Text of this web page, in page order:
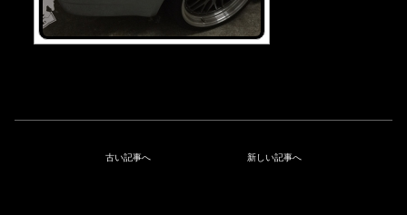
古い記事へ 新しい記事へ